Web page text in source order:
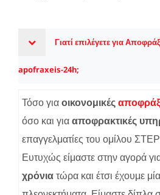
Γιατί επιλέγετε για
apofraxeis-24h;
Τόσο γιαοικονομικές
όσο και γιααποφρακτικές
επαγγελματίες του ομίλου
Ευτυχώς είμαστε στην αγορά
χρόνιατώρα και έτσι έχουμε